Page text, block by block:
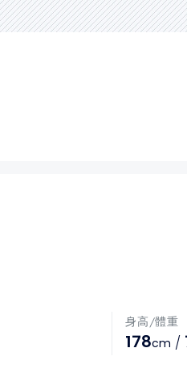
中華民國
身高/體重
178cm /